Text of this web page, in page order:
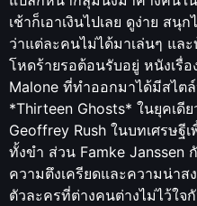
เช้าก็เอาเงินไปเลย ดูง่าย ส
ว่าแต่ละคนไม่ได้มาเล่นๆ แล
โหดร้ายรอต้อนรับอยู่ หนังเรื่
Malone ที่ทำออกมาได้มีสไต
*Thirteen Ghosts* ในยุคเดี
Geoffrey Rush ในบทเศรษฐี
ทั้งขำ ส่วน Famke Janssen
ความตึงเครียดและความน่าส
ตัวละครที่ต่างคนต่างไม่ไว้ใ